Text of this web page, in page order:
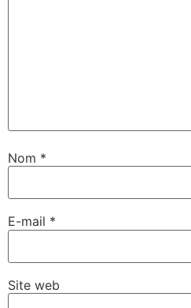
Nom *
E-mail *
Site web